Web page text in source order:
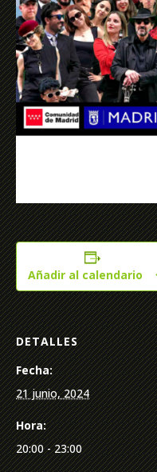
Añadir al calendario
DETALLES
Fecha:
21 junio, 2024
Hora:
20:00 - 23:00